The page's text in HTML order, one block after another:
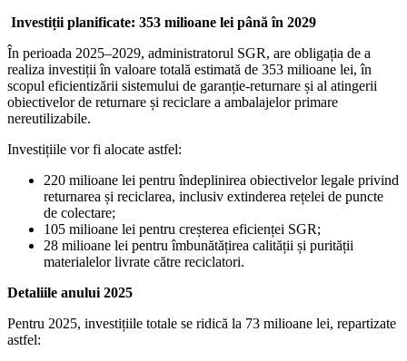
Investiții planificate: 353 milioane lei până în 2029
În perioada 2025–2029, administratorul SGR, are obligația de a
realiza investiții în valoare totală estimată de 353 milioane lei, în
scopul eficientizării sistemului de garanție-returnare și al atingerii
obiectivelor de returnare și reciclare a ambalajelor primare
nereutilizabile.
Investițiile vor fi alocate astfel:
220 milioane lei pentru îndeplinirea obiectivelor legale privind
returnarea și reciclarea, inclusiv extinderea rețelei de puncte
de colectare;
105 milioane lei pentru creșterea eficienței SGR;
28 milioane lei pentru îmbunătățirea calității și purității
materialelor livrate către reciclatori.
Detaliile anului 2025
Pentru 2025, investițiile totale se ridică la 73 milioane lei, repartizate
astfel: